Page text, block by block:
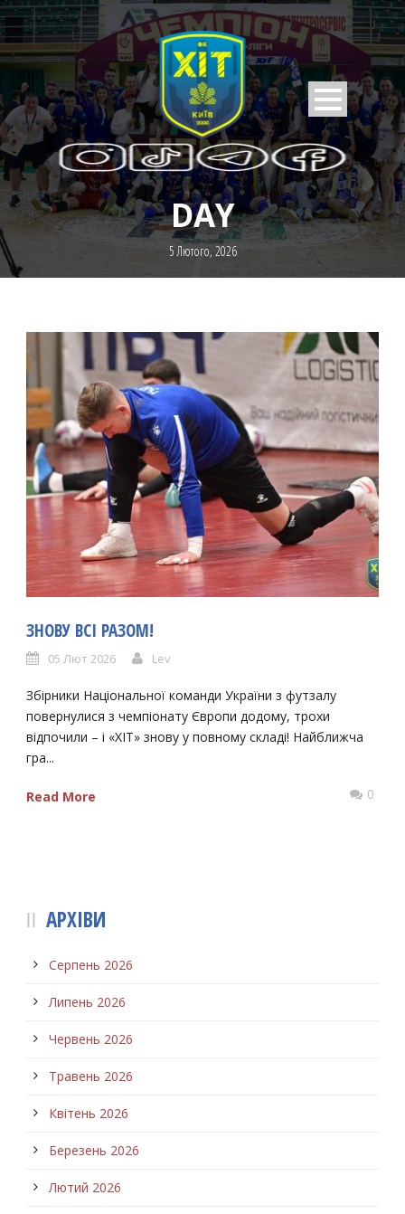
DAY
5 Лютого, 2026
ЗНОВУ ВСІ РАЗОМ!
05 Лют 2026 Lev
Збірники Національної команди України з футзалу
повернулися з чемпіонату Європи додому, трохи
відпочили – і «ХІТ» знову у повному складі! Найближча
гра...
Read More 0
АРХІВИ
Серпень 2026
Липень 2026
Червень 2026
Травень 2026
Квітень 2026
Березень 2026
Лютий 2026